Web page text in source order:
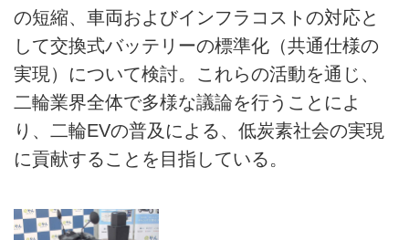
の短縮、車両およびインフラコストの対応と
して交換式バッテリーの標準化（共通仕様の
実現）について検討。これらの活動を通じ、
二輪業界全体で多様な議論を行うことによ
り、二輪EVの普及による、低炭素社会の実現
に貢献することを目指している。